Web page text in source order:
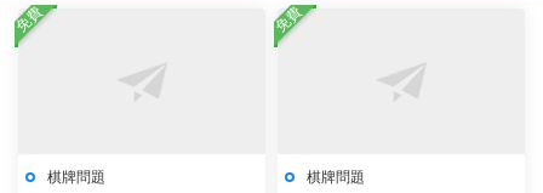
棋牌問題
免費
棋牌問題
免費